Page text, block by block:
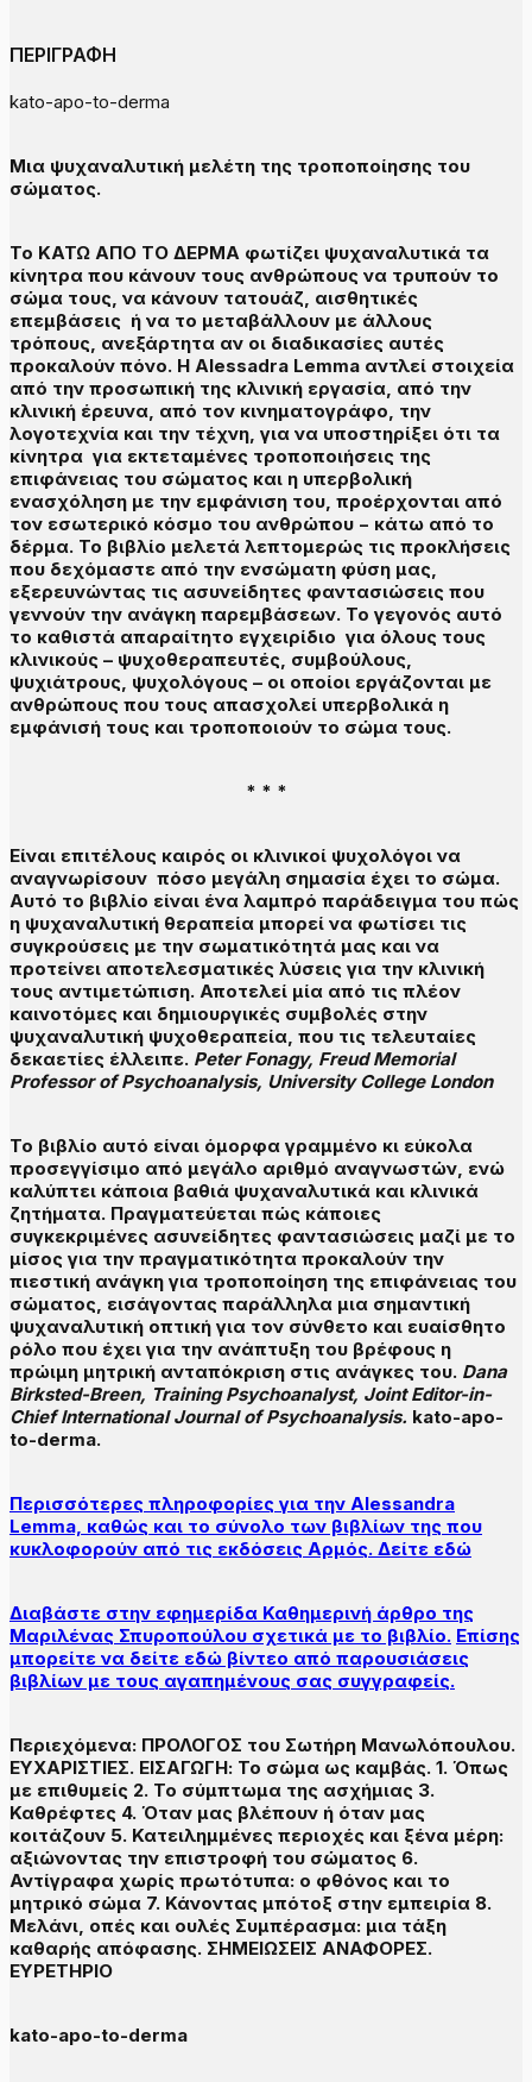
ΠΕΡΙΓΡΑΦΗ
kato-apo-to-derma
Μια ψυχαναλυτική μελέτη της τροποποίησης του
σώματος.
To ΚΑΤΩ ΑΠΟ ΤΟ ΔΕΡΜΑ φωτίζει ψυχαναλυτικά τα
κίνητρα που κάνουν τους ανθρώπους να τρυπούν το
σώμα τους, να κάνουν τατουάζ, αισθητικές
επεμβάσεις ή να το μεταβάλλουν με άλλους
τρόπους, ανεξάρτητα αν οι διαδικασίες αυτές
προκαλούν πόνο. Η Alessadra Lemma αντλεί στοιχεία
από την προσωπική της κλινική εργασία, από την
κλινική έρευνα, από τον κινηματογράφο, την
λογοτεχνία και την τέχνη, για να υποστηρίξει ότι τα
κίνητρα για εκτεταμένες τροποποιήσεις της
επιφάνειας του σώματος και η υπερβολική
ενασχόληση με την εμφάνιση του, προέρχονται από
τον εσωτερικό κόσμο του ανθρώπου − κάτω από το
δέρμα. Το βιβλίο μελετά λεπτομερώς τις προκλήσεις
που δεχόμαστε από την ενσώματη φύση μας,
εξερευνώντας τις ασυνείδητες φαντασιώσεις που
γεννούν την ανάγκη παρεμβάσεων. Το γεγονός αυτό
το καθιστά απαραίτητο εγχειρίδιο για όλους τους
κλινικούς – ψυχοθεραπευτές, συμβούλους,
ψυχιάτρους, ψυχολόγους – οι οποίοι εργάζονται με
ανθρώπους που τους απασχολεί υπερβολικά η
εμφάνισή τους και τροποποιούν το σώμα τους.
* * *
Είναι επιτέλους καιρός οι κλινικοί ψυχολόγοι να
αναγνωρίσουν πόσο μεγάλη σημασία έχει το σώμα.
Αυτό το βιβλίο είναι ένα λαμπρό παράδειγμα του πώς
η ψυχαναλυτική θεραπεία μπορεί να φωτίσει τις
συγκρούσεις με την σωματικότητά μας και να
προτείνει αποτελεσματικές λύσεις για την κλινική
τους αντιμετώπιση. Αποτελεί μία από τις πλέον
καινοτόμες και δημιουργικές συμβολές στην
ψυχαναλυτική ψυχοθεραπεία, που τις τελευταίες
δεκαετίες έλλειπε. Peter Fonagy, Freud Memorial
Professor of Psychoanalysis, University College London
Το βιβλίο αυτό είναι όμορφα γραμμένο κι εύκολα
προσεγγίσιμο από μεγάλο αριθμό αναγνωστών, ενώ
καλύπτει κάποια βαθιά ψυχαναλυτικά και κλινικά
ζητήματα. Πραγματεύεται πώς κάποιες
συγκεκριμένες ασυνείδητες φαντασιώσεις μαζί με το
μίσος για την πραγματικότητα προκαλούν την
πιεστική ανάγκη για τροποποίηση της επιφάνειας του
σώματος, εισάγοντας παράλληλα μια σημαντική
ψυχαναλυτική οπτική για τον σύνθετο και ευαίσθητο
ρόλο που έχει για την ανάπτυξη του βρέφους η
πρώιμη μητρική ανταπόκριση στις ανάγκες του. Dana
Birksted-Breen, Training Psychoanalyst, Joint Editor-in-
Chief International Journal of Psychoanalysis. kato-apo-
to-derma.
Περισσότερες πληροφορίες για την Alessandra
Lemma, καθώς και το σύνολο των βιβλίων της που
κυκλοφορούν από τις εκδόσεις Αρμός. Δείτε εδώ
Διαβάστε στην εφημερίδα Καθημερινή άρθρο της
Μαριλένας Σπυροπούλου σχετικά με το βιβλίο. Επίσης
μπορείτε να δείτε εδώ βίντεο από παρουσιάσεις
βιβλίων με τους αγαπημένους σας συγγραφείς.
Περιεχόμενα: ΠΡΟΛΟΓΟΣ του Σωτήρη Μανωλόπουλου.
ΕΥΧΑΡΙΣΤΙΕΣ. ΕΙΣΑΓΩΓΗ: Το σώμα ως καμβάς. 1. Όπως
με επιθυμείς 2. Το σύμπτωμα της ασχήμιας 3.
Καθρέφτες 4. Όταν μας βλέπουν ή όταν μας
κοιτάζουν 5. Κατειλημμένες περιοχές και ξένα μέρη:
αξιώνοντας την επιστροφή του σώματος 6.
Αντίγραφα χωρίς πρωτότυπα: ο φθόνος και το
μητρικό σώμα 7. Κάνοντας μπότοξ στην εμπειρία 8.
Μελάνι, οπές και ουλές Συμπέρασμα: μια τάξη
καθαρής απόφασης. ΣΗΜΕΙΩΣΕΙΣ ΑΝΑΦΟΡΕΣ.
ΕΥΡΕΤΗΡΙΟ
kato-apo-to-derma